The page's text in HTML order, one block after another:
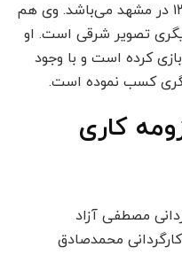
یوسف شریفی متولد ۲۶ اسفند ۱۳۸۹ در مشهد می‌باشد. وی هم
بازیگری تصویر شرقی است. او
کرده است و با وجود
کسب نموده است.
کاری
مصطفی آزاد
محمدصادق